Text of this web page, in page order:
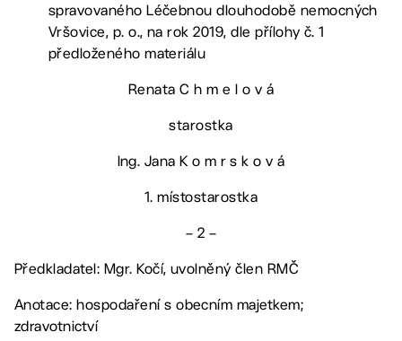
spravovaného Léčebnou dlouhodobě nemocných
Vršovice, p. o., na rok 2019, dle přílohy č. 1
předloženého materiálu
Renata C h m e l o v á
starostka
Ing. Jana K o m r s k o v á
1. místostarostka
– 2 –
Předkladatel: Mgr. Kočí, uvolněný člen RMČ
Anotace: hospodaření s obecním majetkem;
zdravotnictví